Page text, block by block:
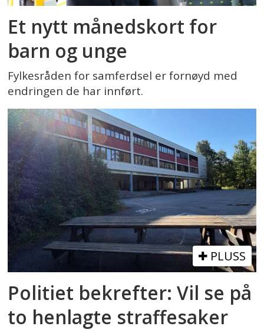
Et nytt månedskort for
barn og unge
Fylkesråden for samferdsel er fornøyd med
endringen de har innført.
PLUSS
Politiet bekrefter: Vil se på
to henlagte straffesaker